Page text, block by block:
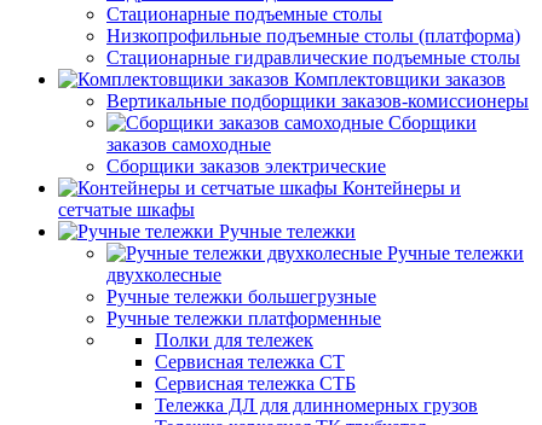
Стационарные подъемные столы
Низкопрофильные подъемные столы (платформа)
Стационарные гидравлические подъемные столы
Комплектовщики заказов
Вертикальные подборщики заказов-комиссионеры
Сборщики
заказов самоходные
Сборщики заказов электрические
Контейнеры и
сетчатые шкафы
Ручные тележки
Ручные тележки
двухколесные
Ручные тележки большегрузные
Ручные тележки платформенные
Полки для тележек
Сервисная тележка СТ
Сервисная тележка СТБ
Тележка ДЛ для длинномерных грузов